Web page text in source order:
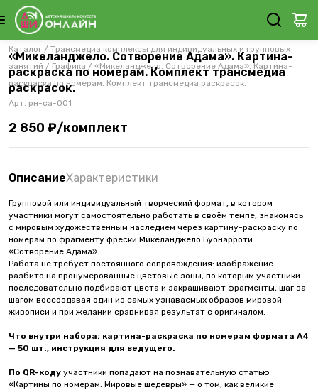
Каталог / Трансмедиа комплексы для индивидуальных и групповых
занятий / Графика / «Микеланджело. Сотворение Адама». Картина-
раскраска по номерам. Комплект трансмедиа раскрасок.
«Микеланджело. Сотворение Адама». Картина-
раскраска по номерам. Комплект трансмедиа
раскрасок.
Арт. рн-са-001
2 850 ₽/комплект
ОписаниеХарактеристики
Групповой или индивидуальный творческий формат, в котором
участники могут самостоятельно работать в своём темпе, знакомясь
с мировым художественным наследием через картину-раскраску по
номерам по фрагменту фрески Микеланджело Буонарроти
«Сотворение Адама».
Работа не требует постоянного сопровождения: изображение
разбито на пронумерованные цветовые зоны, по которым участники
последовательно подбирают цвета и закрашивают фрагменты, шаг за
шагом воссоздавая один из самых узнаваемых образов мировой
живописи и при желании сравнивая результат с оригиналом.
Что внутри набора: картина-раскраска по номерам формата А4
— 50 шт., инструкция для ведущего.
По QR-коду участники попадают на познавательную статью
«Картины по номерам. Мировые шедевры» — о том, как великие